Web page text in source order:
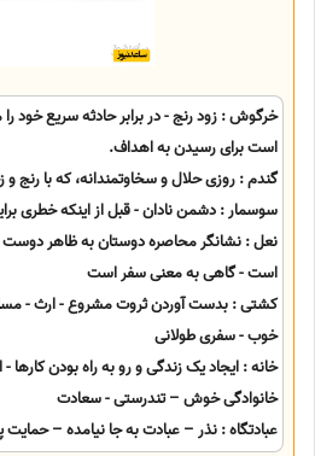
خرگوش : زود رنج - در برابر حادثه سریع خود
است برای رسیدن به اهداف.
گندم : روزی حلال و سخاوتمندانه، که با
سوسمار : دشمن نادان - قبل از اینکه خطری
نعل : نشانگر محاصره دوستان به ظاهر دوست
است - گاهی به معنی سفر است
کشتی : بدست آوردن ثروت مشروع - ارث -
خوب - سفری طولانی
خانه : ایجاد یک زندگی و رو به راه بودن
خانوادگی خوش – تندرستی - سعادت
عبادتگاه : نذر – عبادت به جا نیامده – حمایت